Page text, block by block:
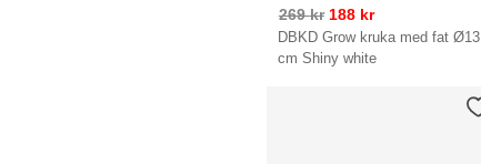
DBKD Grow kruka med fat Ø13
cm Shiny white
269kr 188 kr